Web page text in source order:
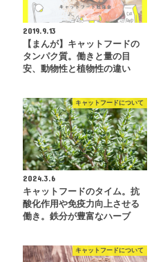
2019.9.13
【まんが】キャットフードの
タンパク質。働きと量の目
安、動物性と植物性の違い
キャットフードについて
2024.3.6
キャットフードのタイム。抗
酸化作用や免疫力向上させる
働き。鉄分が豊富なハーブ
キャットフードについて